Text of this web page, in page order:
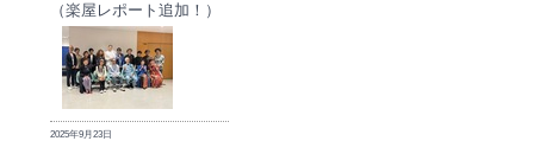
（楽屋レポート追加！）
2025年9月23日